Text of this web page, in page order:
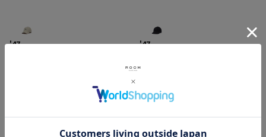
'47
'47
ロイ ブラック × ブラック
4,950 (税込)